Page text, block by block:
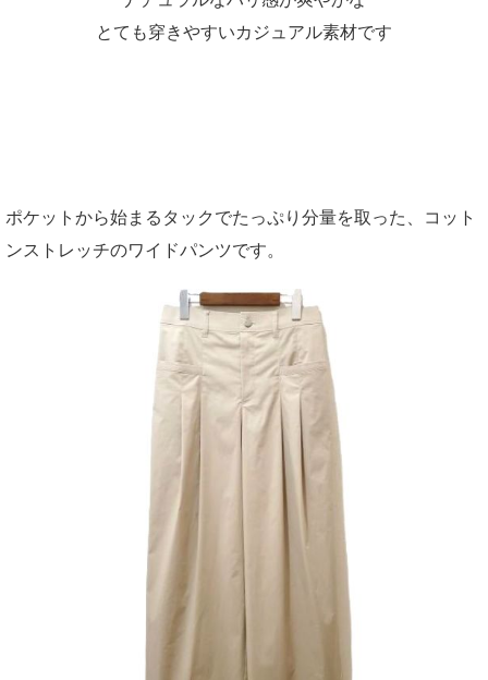
とても穿きやすいカジュアル素材です
ポケットから始まるタックでたっぷり分量を取った、コット
ンストレッチのワイドパンツです。